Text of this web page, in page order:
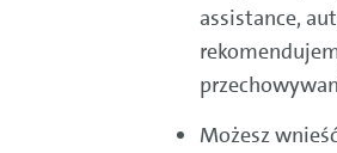
assistance,
Możesz